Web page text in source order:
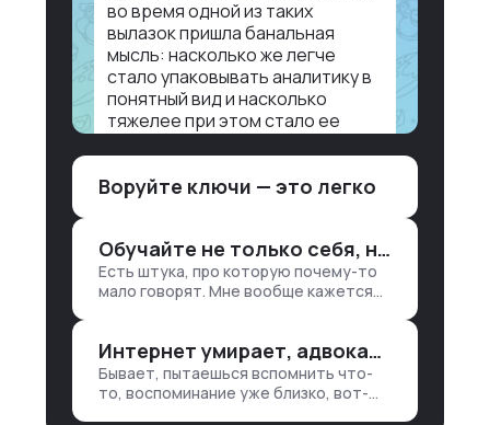
во время одной из таких
вылазок пришла банальная
мысль: насколько же легче
стало упаковывать аналитику в
понятный вид и насколько
тяжелее при этом стало ее
Объясню в разрезе нашей
лет 15 назад, нужно было:
1. Собирать данные в одну базу и
разгребать их оттуда вручную:
проекту — все ручками
Воруйте ключи — это легко
Обучайте не только себя, но и клиентов
Есть штука, про которую почему-то
мало говорят. Мне вообще кажется
стороны. Ты что-то хватаешь у
клиента: е…
Интернет умирает, адвокаты и судьи в растерянности, а я хочу песню
Бывает, пытаешься вспомнить что-
то, воспоминание уже близко, вот-